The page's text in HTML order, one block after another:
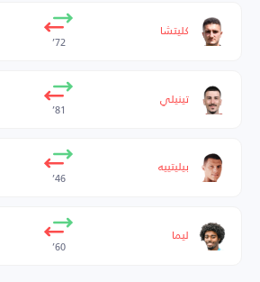
كليتشا
72’
تينيلي
81’
بيليتييه
46’
ليما
60’